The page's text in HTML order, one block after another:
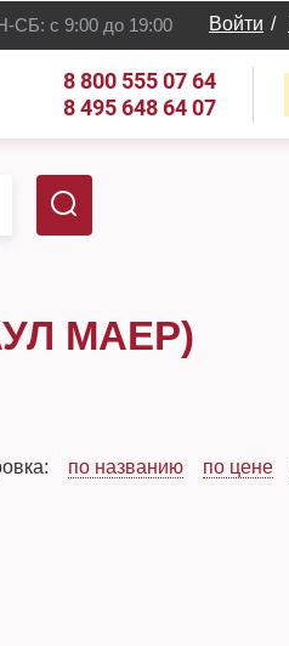
СБ: с 9:00 до 19:00 Войти /
8 800 555 07 64
8 495 648 64 07
МАЕР)
по названию по цене